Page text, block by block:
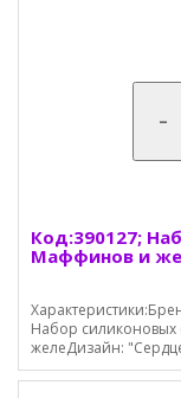
-
Код:390127;
Маффинов и
Набор
желеДизайн: